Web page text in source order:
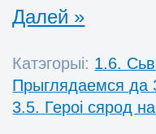
Далей »
Катэгорыі: 1.6.
Прыглядаемся да
3.5. Героі сярод